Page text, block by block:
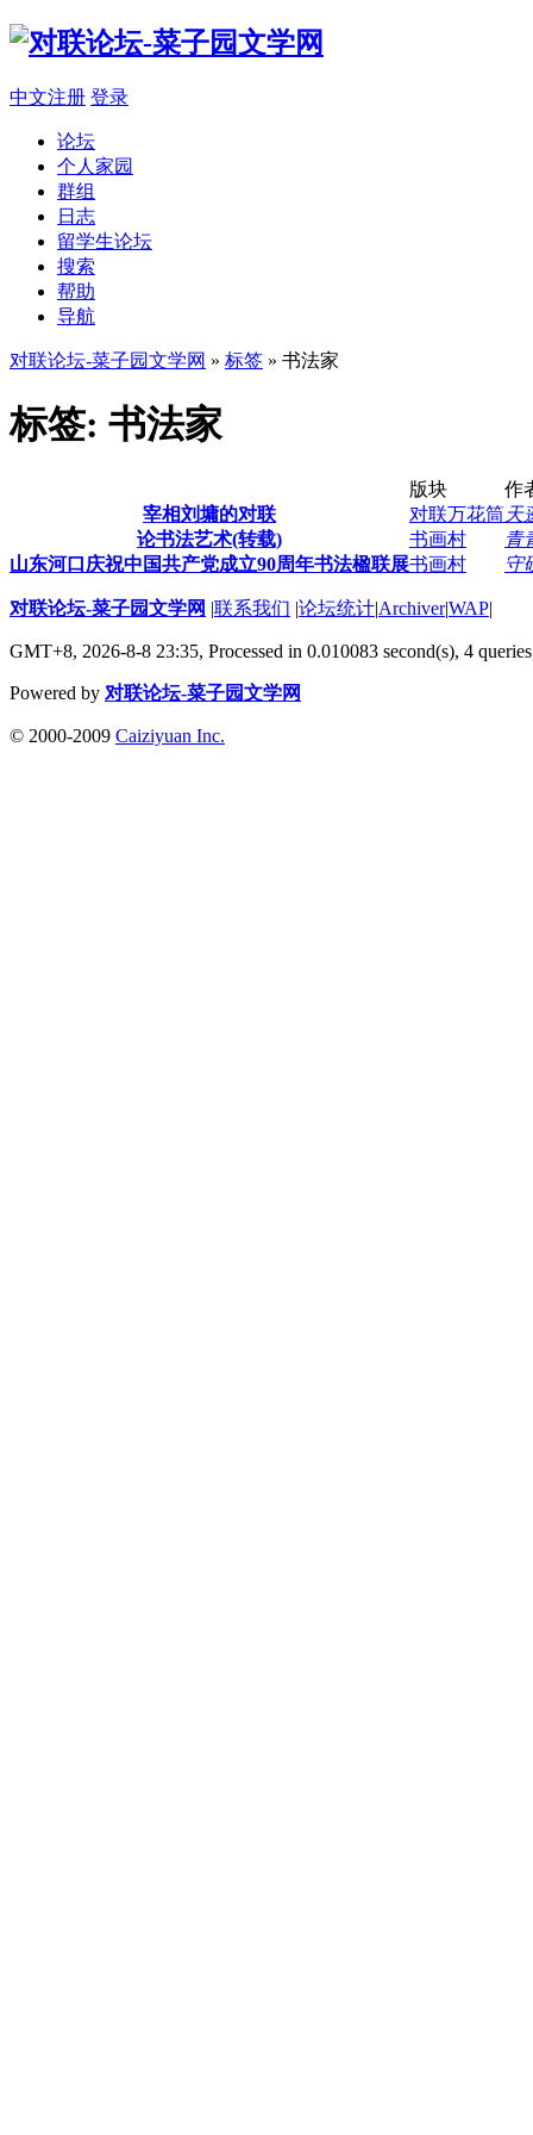
中文注册 登录
论坛
个人家园
群组
日志
留学生论坛
搜索
帮助
导航
对联论坛-菜子园文学网 » 标签 » 书法家
标签: 书法家
版块
作
宰相刘墉的对联
对联万花筒天
论书法艺术(转载)
书画村
青
山东河口庆祝中国共产党成立90周年书法楹联展书画村 守
对联论坛-菜子园文学网 |联系我们 |论坛统计|Archiver|WAP|
GMT+8, 2026-8-8 23:35, Processed in 0.010083 second(s), 4
Powered by 对联论坛-菜子园文学网
© 2000-2009 Caiziyuan Inc.